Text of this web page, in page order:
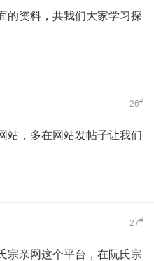
的资料，共我们大家学习探
26#
站，多在网站发帖子让我们
27#
宗亲网这个平台，在阮氏宗